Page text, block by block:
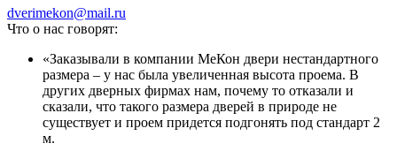
dverimekon@mail.ru
Что о нас говорят:
Заказывали в компании МеКон двери нестандартного
размера – у нас была увеличенная высота проема. В
других дверных фирмах нам, почему то отказали и
сказали, что такого размера дверей в природе не
существует и проем придется подгонять под стандарт 2
м.